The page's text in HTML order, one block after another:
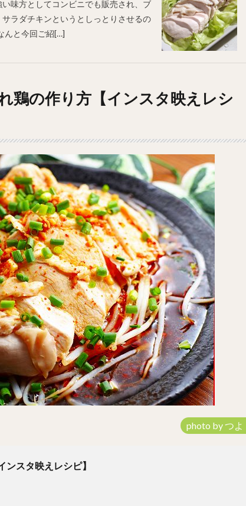
味方としてコンビニでも販売され、ブ
ラダチキンというとしっとりさせるの
んと今回ご紹[…]
鶏の作り方【インスタ映えレシ
photo by つよ
スタ映えレシピ】